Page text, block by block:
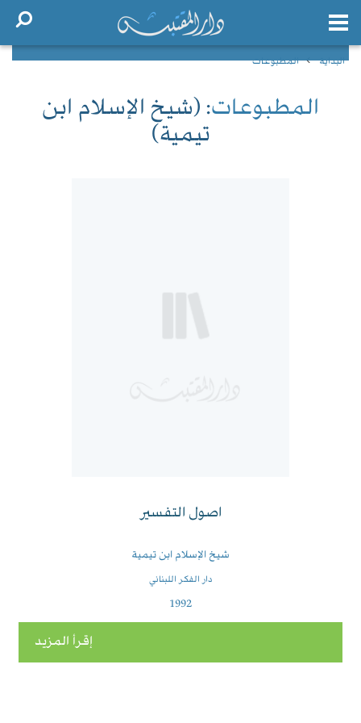
البداية المطبوعات
المطبوعات: (شيخ الإسلام ابن
تيمية)
اصول التفسير
شيخ الإسلام ابن تيمية
دار الفكر اللبناني
1992
إقرأ المزيد